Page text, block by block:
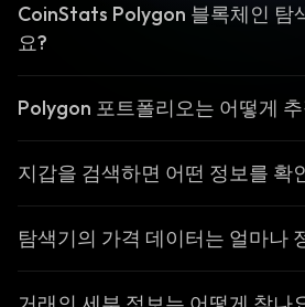
CoinStats Polygon 블록체인 탐
요?
Polygon 포트폴리오는 어떻게
지갑을 검색하면 어떤 정보를 확
탐색기의 가격 데이터는 얼마나